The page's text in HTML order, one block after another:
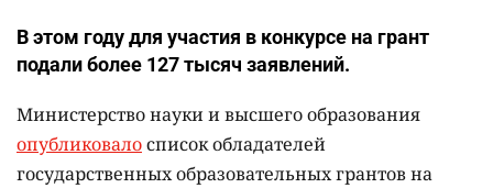
В этом году для участия в конкурсе на грант
подали более 127 тысяч заявлений.
Министерство науки и высшего образования
опубликовалосписок обладателей
государственных образовательных грантов на